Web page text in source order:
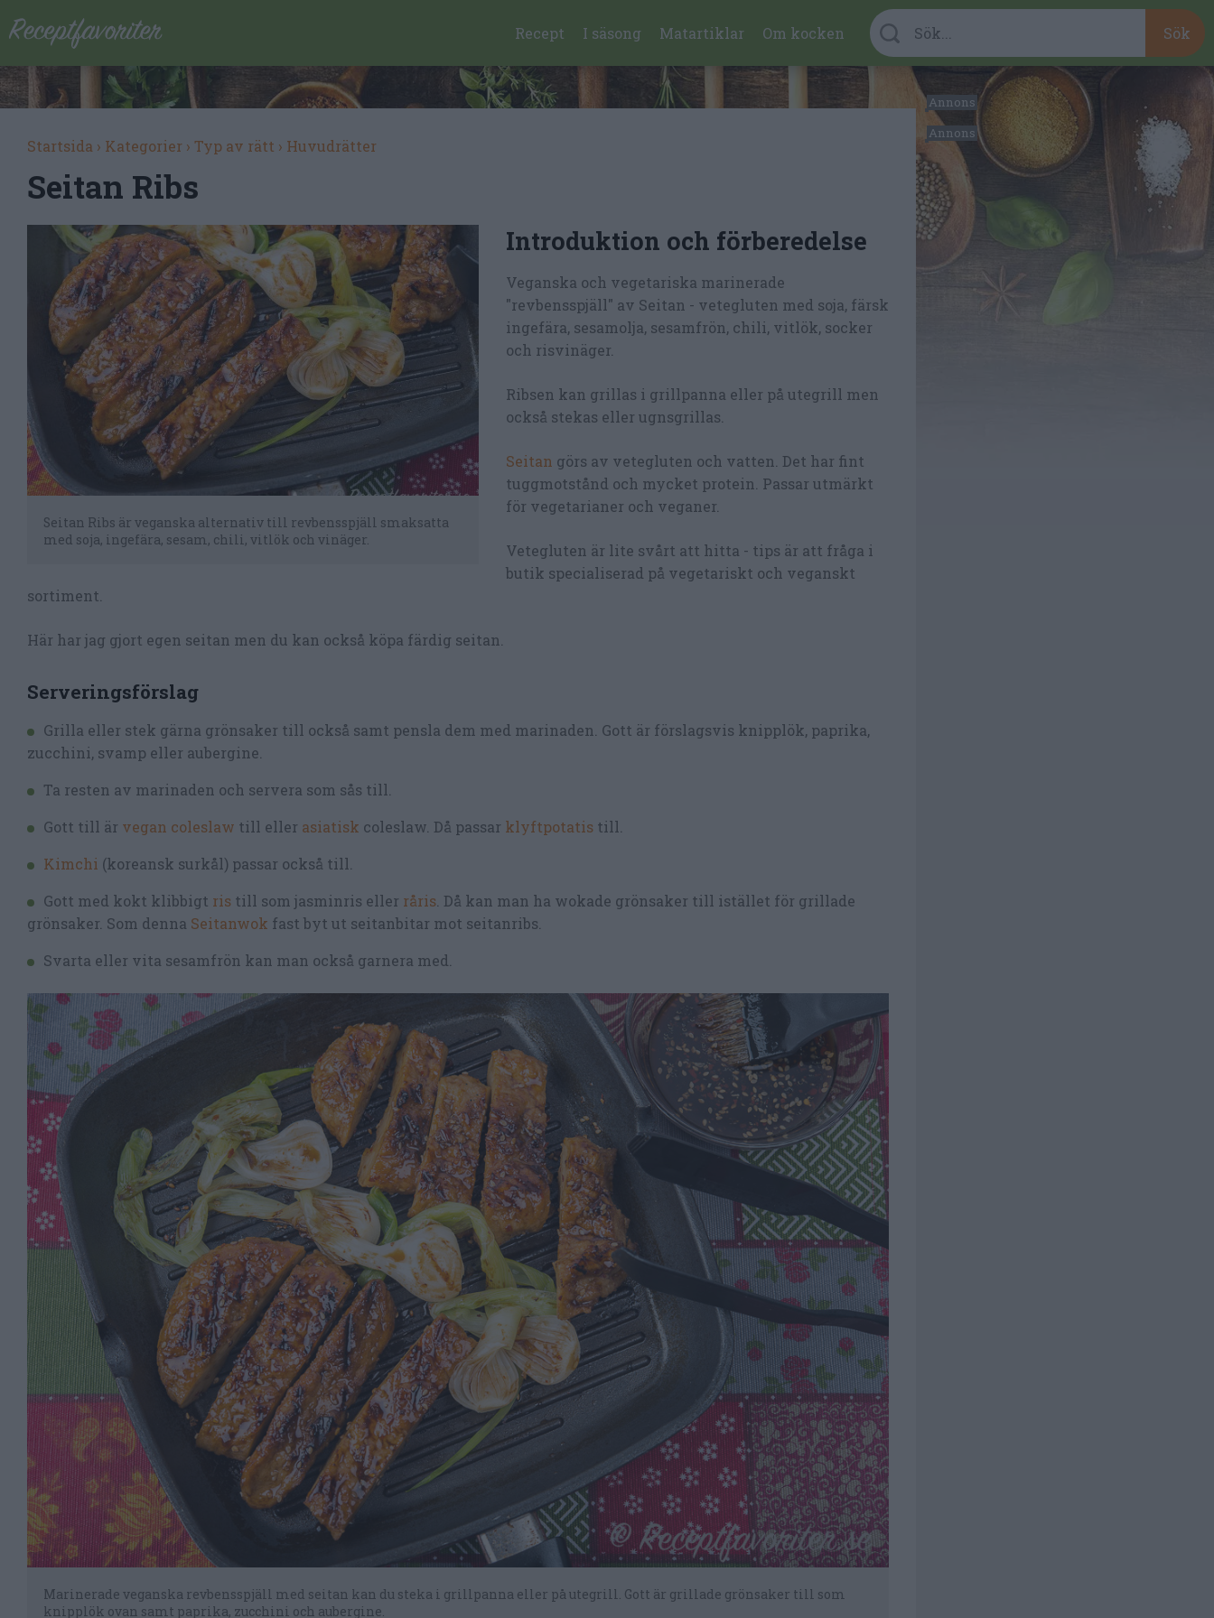
Recept I säsong Matartiklar Om kocken
Startsida › Kategorier › Typ av rätt › Huvudrätter
Seitan Ribs
Seitan Ribs är veganska alternativ till revbensspjäll smaksatta
med soja, ingefära, sesam, chili, vitlök och vinäger.
Introduktion och förberedelse
Veganska och vegetariska marinerade
"revbensspjäll" av Seitan - vetegluten med soja, färsk
ingefära, sesamolja, sesamfrön, chili, vitlök, socker
och risvinäger.
Ribsen kan grillas i grillpanna eller på utegrill men
också stekas eller ugnsgrillas.
Seitan görs av vetegluten och vatten. Det har fint
tuggmotstånd och mycket protein. Passar utmärkt
för vegetarianer och veganer.
Vetegluten är lite svårt att hitta - tips är att fråga i
butik specialiserad på vegetariskt och veganskt
sortiment.
Här har jag gjort egen seitan men du kan också köpa färdig seitan.
Serveringsförslag
Grilla eller stek gärna grönsaker till också samt pensla dem med marinaden. Gott är förslagsvis knipplök, paprika,
zucchini, svamp eller aubergine.
Ta resten av marinaden och servera som sås till.
Gott till är vegan coleslaw till eller asiatisk coleslaw. Då passar klyftpotatis till.
Kimchi (koreansk surkål) passar också till.
Gott med kokt klibbigt ris till som jasminris eller råris . Då kan man ha wokade grönsaker till istället för grillade
grönsaker. Som denna Seitanwok fast byt ut seitanbitar mot seitanribs.
Svarta eller vita sesamfrön kan man också garnera med.
Marinerade veganska revbensspjäll med seitan kan du steka i grillpanna eller på utegrill. Gott är grillade grönsaker till som
knipplök ovan samt paprika, zucchini och aubergine.